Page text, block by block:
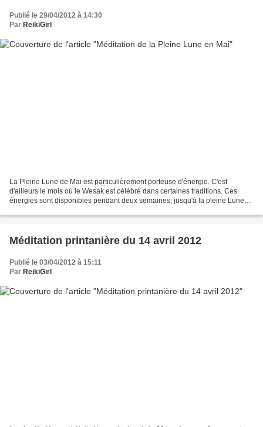
Publié le 29/04/2012 à 14:30
Par ReikiGirl
La Pleine Lune de Mai est particulièrement porteuse d'énergie. C'est
d'ailleurs le mois où le Wesak est célébré dans certaines traditions. Ces
énergies sont disponibles pendant deux semaines, jusqu'à la pleine Lune
Méditation printanière du 14 avril 2012
Publié le 03/04/2012 à 15:11
Par ReikiGirl